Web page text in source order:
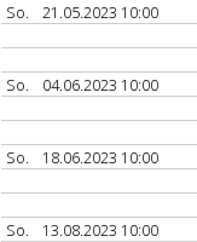
So.
21.05.2023 10:00
So.
04.06.2023 10:00
So.
18.06.2023 10:00
So.
13.08.2023 10:00